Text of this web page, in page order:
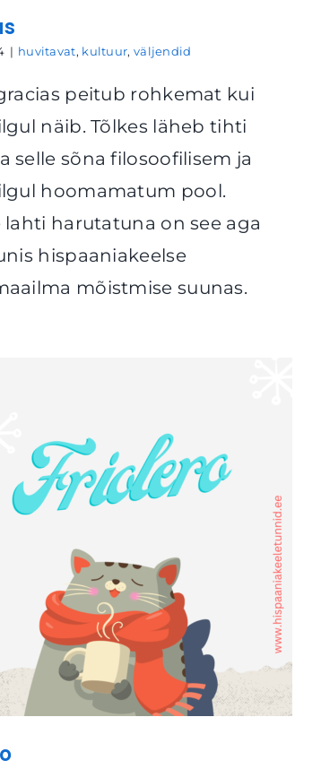
| huvitavat, kultuur, väljendid
peitub rohkemat kui
näib. Tõlkes läheb tihti
selle sõna filosoofilisem ja
hoomamatum pool.
lahti harutatuna on see aga
hispaaniakeelse
mõistmise suunas.